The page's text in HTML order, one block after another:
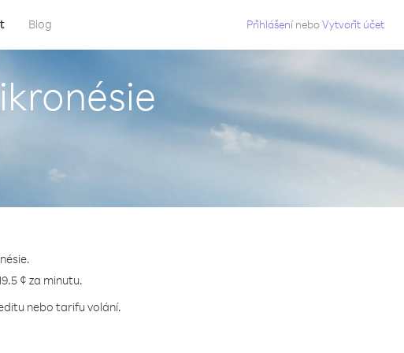
Blog Přihlášení neboVytvořit účet
¢ za minutu.
nebo tarifu volání.